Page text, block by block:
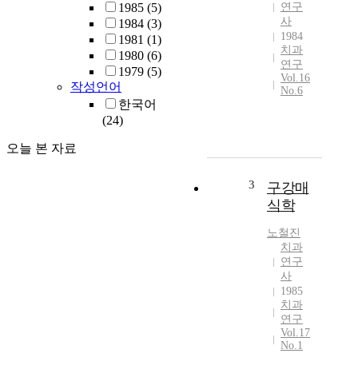
1985 (5)
1984 (3)
1981 (1)
1980 (6)
1979 (5)
작성언어
한국어
(24)
오늘 본 자료
연구
사
1984
치과
연구
Vol.16
No.6
3
구강매
식학
노철진
치과
연구
사
1985
치과
연구
Vol.17
No.1